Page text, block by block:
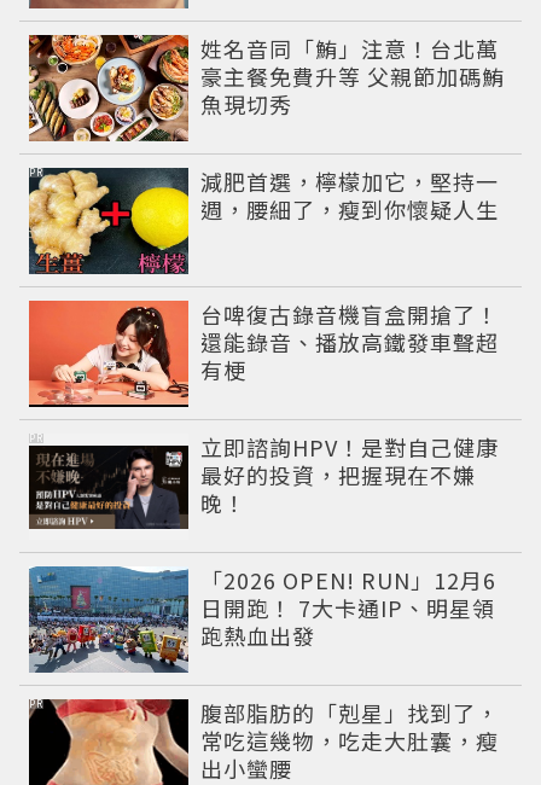
姓名音同「鮪」注意！台北萬
豪主餐免費升等 父親節加碼鮪
魚現切秀
減肥首選，檸檬加它，堅持一
週，腰細了，瘦到你懷疑人生
PR
台啤復古錄音機盲盒開搶了！
還能錄音、播放高鐵發車聲超
有梗
立即諮詢HPV！是對自己健康
最好的投資，把握現在不嫌
晚！
PR
「2026 OPEN! RUN」12月6
日開跑！ 7大卡通IP、明星領
跑熱血出發
腹部脂肪的「剋星」找到了，
常吃這幾物，吃走大肚囊，瘦
出小蠻腰
PR